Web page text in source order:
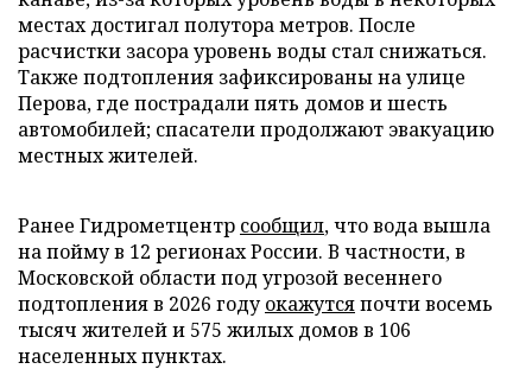
местах достигал полутора метров. После
расчистки засора уровень воды стал снижаться.
Также подтопления зафиксированы на улице
Перова, где пострадали пять домов и шесть
автомобилей; спасатели продолжают эвакуацию
местных жителей.
Ранее Гидрометцентр сообщил, что вода вышла
на пойму в 12 регионах России. В частности, в
Московской области под угрозой весеннего
подтопления в 2026 годуокажутсяпочти восемь
тысяч жителей и 575 жилых домов в 106
населенных пунктах.